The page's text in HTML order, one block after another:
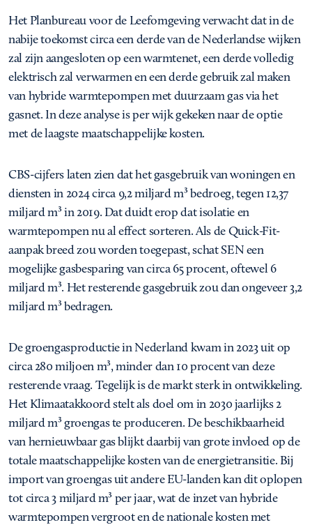
Het Planbureau voor de Leefomgeving verwacht dat in de
nabije toekomst circa een derde van de Nederlandse wijken
zal zijn aangesloten op een warmtenet, een derde volledig
elektrisch zal verwarmen en een derde gebruik zal maken
van hybride warmtepompen met duurzaam gas via het
gasnet. In deze analyse is per wijk gekeken naar de optie
met de laagste maatschappelijke kosten.
CBS-cijfers laten zien dat het gasgebruik van woningen en
diensten in 2024 circa 9,2 miljard m³ bedroeg, tegen 12,37
miljard m³ in 2019. Dat duidt erop dat isolatie en
warmtepompen nu al effect sorteren. Als de Quick-Fit-
aanpak breed zou worden toegepast, schat SEN een
mogelijke gasbesparing van circa 65 procent, oftewel 6
miljard m³. Het resterende gasgebruik zou dan ongeveer 3,2
miljard m³ bedragen.
De groengasproductie in Nederland kwam in 2023 uit op
circa 280 miljoen m³, minder dan 10 procent van deze
resterende vraag. Tegelijk is de markt sterk in ontwikkeling.
Het Klimaatakkoord stelt als doel om in 2030 jaarlijks 2
miljard m³ groengas te produceren. De beschikbaarheid
van hernieuwbaar gas blijkt daarbij van grote invloed op de
totale maatschappelijke kosten van de energietransitie. Bij
import van groengas uit andere EU-landen kan dit oplopen
tot circa 3 miljard m³ per jaar, wat de inzet van hybride
warmtepompen vergroot en de nationale kosten met